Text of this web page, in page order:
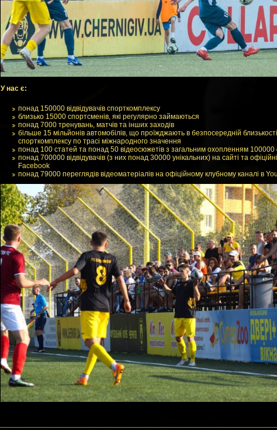
У нас є:
понад 150000 відвідувачів спорткомплексу
близько 15000 спортсменів, які регулярно займаються
понад 7000 тренувань, матчів та інших заходів
більше 15 мільйонів автомобілів, що проїжджають в безпосередній
спорткомплексу по трасі міжнародного значення
понад 100 статей та понад 50 відеосюжетів з загальним охопленням 100000
понад 700000 відвідувачів (з них понад 30000 унікальних) на сайті та
Facebook
понад 79000 переглядів відеоматеріалів на офіційному клубному каналі в